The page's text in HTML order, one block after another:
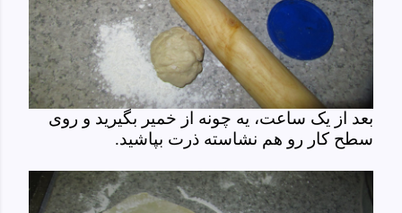
بعد از یک ساعت، یه چونه از خمیر بگیرید و روی
سطح کار رو هم نشاسته ذرت بپاشید.